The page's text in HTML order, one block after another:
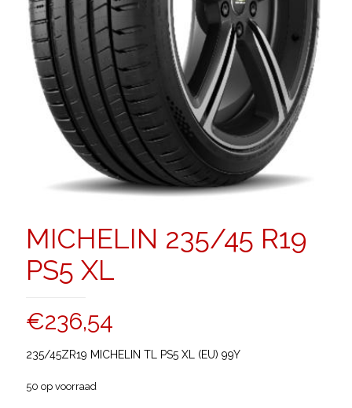
MICHELIN 235/45 R19
PS5 XL
€236,54
235/45ZR19 MICHELIN TL PS5 XL (EU) 99Y
50 op voorraad